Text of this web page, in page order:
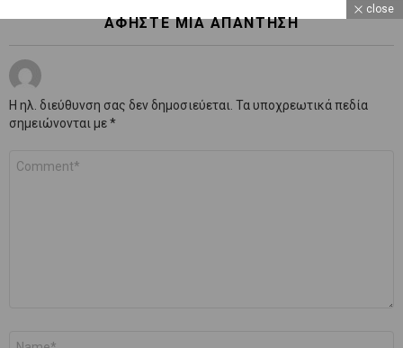
ΑΦΉΣΤΕ ΜΙΑ ΑΠΆΝΤΗΣΗ
Η ηλ. διεύθυνση σας δεν δημοσιεύεται. Τα υποχρεωτικά πεδία
σημειώνονται με*
close